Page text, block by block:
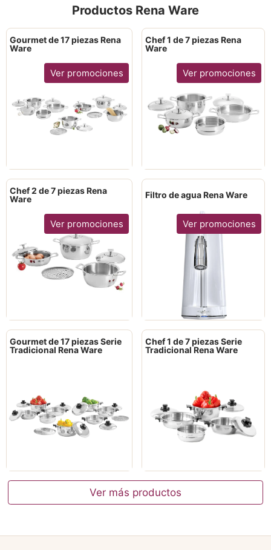
Productos Rena Ware
Gourmet de 17 piezas Rena
Ware
Ver promociones
Chef 1 de 7 piezas Rena
Ware
Ver promociones
Chef 2 de 7 piezas Rena
Ware
Ver promociones
Filtro de agua Rena Ware
Ver promociones
Gourmet de 17 piezas Serie
Tradicional Rena Ware
Chef 1 de 7 piezas Serie
Tradicional Rena Ware
Ver más productos